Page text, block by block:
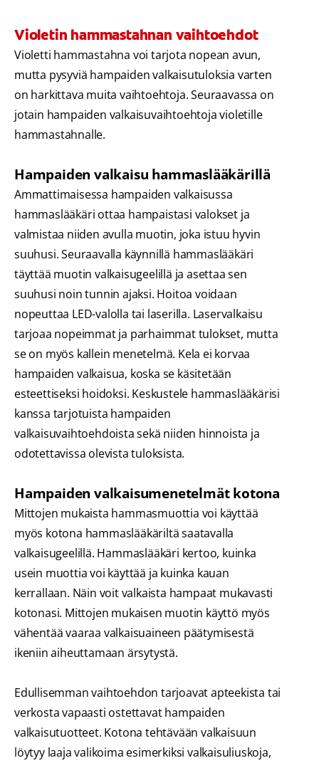
Violetin hammastahnan vaihtoehdot
Violetti hammastahna voi tarjota nopean avun,
mutta pysyviä hampaiden valkaisutuloksia varten
on harkittava muita vaihtoehtoja. Seuraavassa on
jotain hampaiden valkaisuvaihtoehtoja violetille
hammastahnalle.
Hampaiden valkaisu hammaslääkärillä
Ammattimaisessa hampaiden valkaisussa
hammaslääkäri ottaa hampaistasi valokset ja
valmistaa niiden avulla muotin, joka istuu hyvin
suuhusi. Seuraavalla käynnillä hammaslääkäri
täyttää muotin valkaisugeelillä ja asettaa sen
suuhusi noin tunnin ajaksi. Hoitoa voidaan
nopeuttaa LED-valolla tai laserilla. Laservalkaisu
tarjoaa nopeimmat ja parhaimmat tulokset, mutta
se on myös kallein menetelmä. Kela ei korvaa
hampaiden valkaisua, koska se käsitetään
esteettiseksi hoidoksi. Keskustele hammaslääkärisi
kanssa tarjotuista hampaiden
valkaisuvaihtoehdoista sekä niiden hinnoista ja
odotettavissa olevista tuloksista.
Hampaiden valkaisumenetelmät kotona
Mittojen mukaista hammasmuottia voi käyttää
myös kotona hammaslääkäriltä saatavalla
valkaisugeelillä. Hammaslääkäri kertoo, kuinka
usein muottia voi käyttää ja kuinka kauan
kerrallaan. Näin voit valkaista hampaat mukavasti
kotonasi. Mittojen mukaisen muotin käyttö myös
vähentää vaaraa valkaisuaineen päätymisestä
ikeniin aiheuttamaan ärsytystä.
Edullisemman vaihtoehdon tarjoavat apteekista tai
verkosta vapaasti ostettavat hampaiden
valkaisutuotteet. Kotona tehtävään valkaisuun
löytyy laaja valikoima esimerkiksi valkaisuliuskoja,